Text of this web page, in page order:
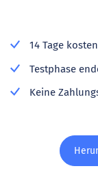
14 Tage
Testphase
Keine